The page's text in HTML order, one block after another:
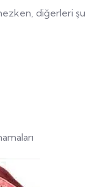
diğerleri şu